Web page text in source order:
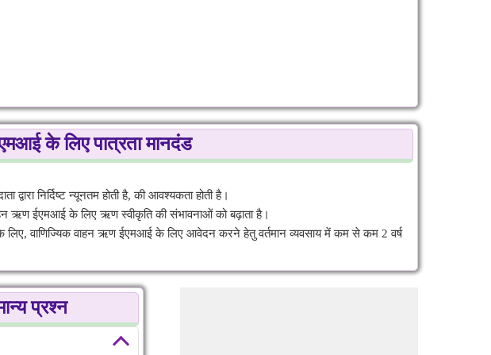
के लिए पात्रता मानदंड
निर्दिष्ट न्यूनतम होती है, की आवश्यकता होती है।
ऋण ईएमआई के लिए ऋण स्वीकृति की संभावनाओं को बढ़ाता है।
लिए, वाणिज्यिक वाहन ऋण ईएमआई के लिए आवेदन करने हेतु वर्तमान व्यवसाय में कम से कम 2 वर्ष
प्रश्न